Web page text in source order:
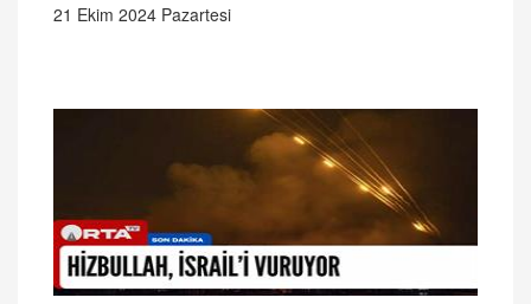
21 Ekim 2024 Pazartesi